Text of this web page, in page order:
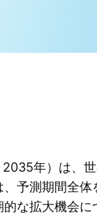
年）は、
予測期間全
な拡大機会